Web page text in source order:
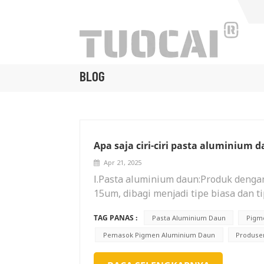
BLOG
Apa saja ciri-ciri pasta aluminium
Apr 21, 2025
Ⅰ.Pasta aluminium daun:Produk
15um, dibagi menjadi tipe biasa dan
dan dapat memantulkan cahaya dan
sembunyi yang baik dan kecerahan
efek cermin dalam sistem resin asam
TAG PANAS : Pasta Aluminium Daun
Pemasok Pigmen Aluminium Daun